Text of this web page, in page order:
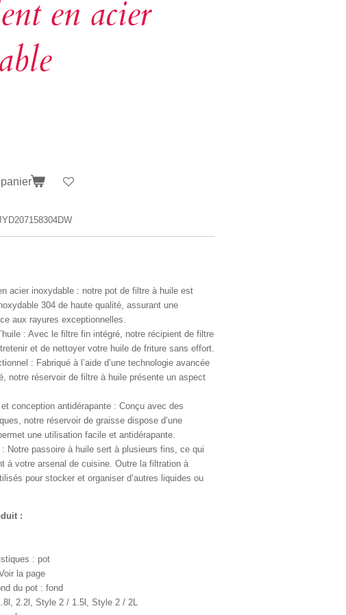
en acier
acier inoxydable : notre pot de filtre à huile est
304 de haute qualité, assurant une
aux rayures exceptionnelles.
: Avec le filtre fin intégré, notre récipient de filtre
et de nettoyer votre huile de friture sans effort.
: Fabriqué à l’aide d’une technologie avancée
notre réservoir de filtre à huile présente un aspect
conception antidérapante : Conçu avec des
notre réservoir de graisse dispose d’une
une utilisation facile et antidérapante.
Notre passoire à huile sert à plusieurs fins, ce qui
à votre arsenal de cuisine. Outre la filtration à
pour stocker et organiser d’autres liquides ou
:
: pot
la page
du pot : fond
2.2l, Style 2 / 1.5l, Style 2 / 2L